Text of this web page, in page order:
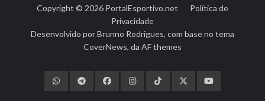
Copyright © 2026 PortalEsportivo.net
Política de
Privacidade
Desenvolvido porBrunno Rodrigues, com base no tema
CoverNews, da AF themes